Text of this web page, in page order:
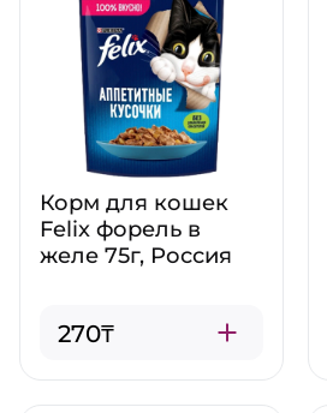
Корм для кошек
Felix форель в
желе 75г, Россия
270₸